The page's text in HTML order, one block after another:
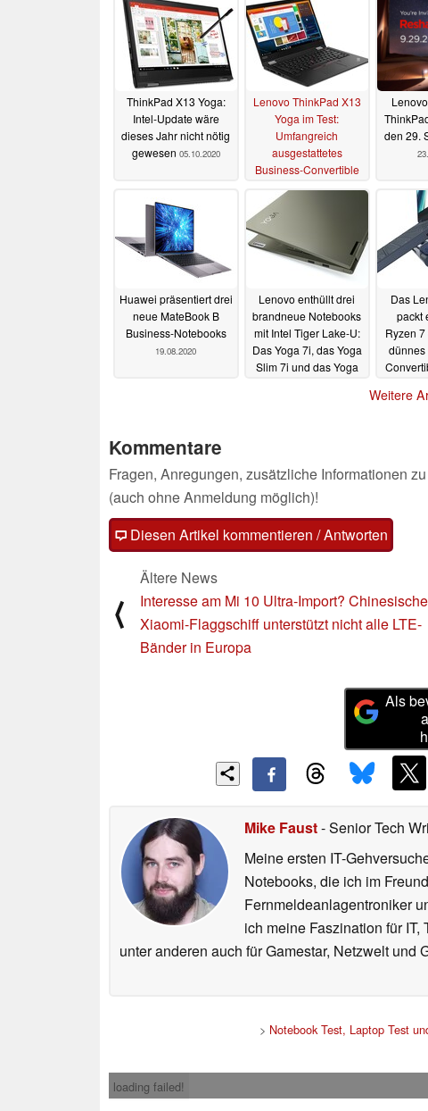
ThinkPad X13 Yoga:
Intel-Update wäre
dieses Jahr nicht nötig
gewesen 05.10.2020
Lenovo ThinkPad X13
Yoga im Test:
Umfangreich
ausgestattetes
Business-Convertible
03.10.2020
den 29.
Huawei präsentiert drei
neue MateBook B
Business-Notebooks
19.08.2020
Lenovo enthüllt drei
brandneue Notebooks
mit Intel Tiger Lake-U:
Das Yoga 7i, das Yoga
Slim 7i und das Yoga
Das
packt
Ryzen
dünnes
Weitere
Kommentare
Fragen, Anregungen, zusätzliche Informationen
(auch ohne Anmeldung möglich)!
Diesen Artikel kommentieren / Antworten
⟨
Ältere News
Interesse am Mi 10 Ultra-Import?
Xiaomi-Flaggschiff unterstützt nicht alle LTE-
Bänder in Europa
Als
Mike Faust- Senior Tech
Meine ersten IT-
Notebooks, die ich im
Fernmeldeanlagentroniker
ich meine Faszination für
unter anderen auch für Gamestar, Netzwelt und
> Notebook Test, Laptop Test
loading failed!